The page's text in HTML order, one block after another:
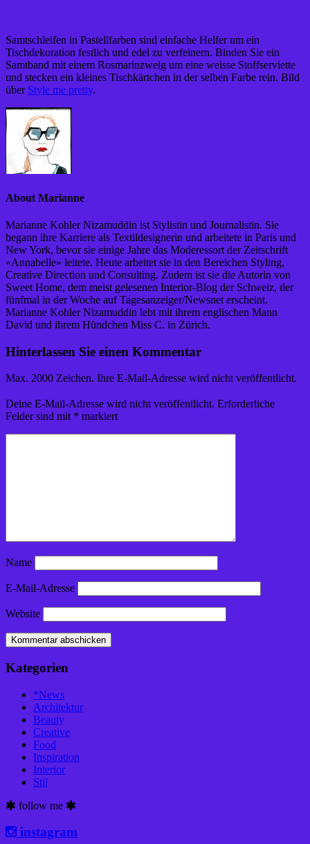
Samtschleifen in Pastellfarben sind einfache Helfer um ein
Tischdekoration festlich und edel zu verfeinern. Binden Sie ein
Samtband mit einem Rosmarinzweig um eine weisse Stoffserviette
und stecken ein kleines Tischkärtchen in der selben Farbe rein. Bild
über Style me pretty.
About Marianne
Marianne Kohler Nizamuddin ist Stylistin und Journalistin. Sie
begann ihre Karriere als Textildesignerin und arbeitete in Paris und
New York, bevor sie einige Jahre das Moderessort der Zeitschrift
«Annabelle» leitete. Heute arbeitet sie in den Bereichen Styling,
Creative Direction und Consulting. Zudem ist sie die Autorin von
Sweet Home, dem meist gelesenen Interior-Blog der Schweiz, der
fünfmal in der Woche auf Tagesanzeiger/Newsnet erscheint.
Marianne Kohler Nizamuddin lebt mit ihrem englischen Mann
David und ihrem Hündchen Miss C. in Zürich.
Hinterlassen Sie einen Kommentar
Max. 2000 Zeichen. Ihre E-Mail-Adresse wird nicht veröffentlicht.
Deine E-Mail-Adresse wird nicht veröffentlicht. Erforderliche
Felder sind mit * markiert
Name
E-Mail-Adresse
Website
Kategorien
*News
Architektur
Beauty
Creative
Food
Inspiration
Interior
Stil
follow me
instagram